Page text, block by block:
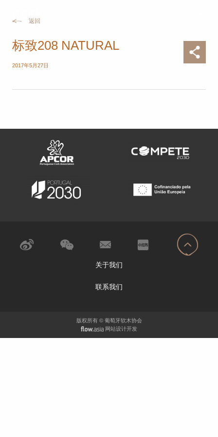
返回
标致208 NATURAL
2017年5月27日
关于我们
联系我们
版权所有 © 葡萄牙软木协会
网站设计开发